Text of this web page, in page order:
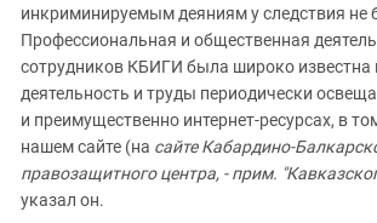
инкриминируемым деяниям у следствия не
Профессиональная и общественная
сотрудников КБИГИ была широко известна
деятельность и труды периодически
и преимущественно интернет-ресурсах, в
нашем сайте (на сайте Кабардино-
правозащитного центра, - прим.
указал он.